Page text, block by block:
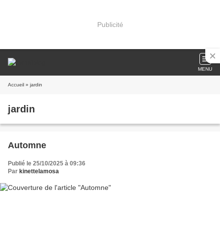
Publicité
MENU
Accueil » jardin
jardin
Automne
Publié le 25/10/2025 à 09:36
Par kinettelamosa